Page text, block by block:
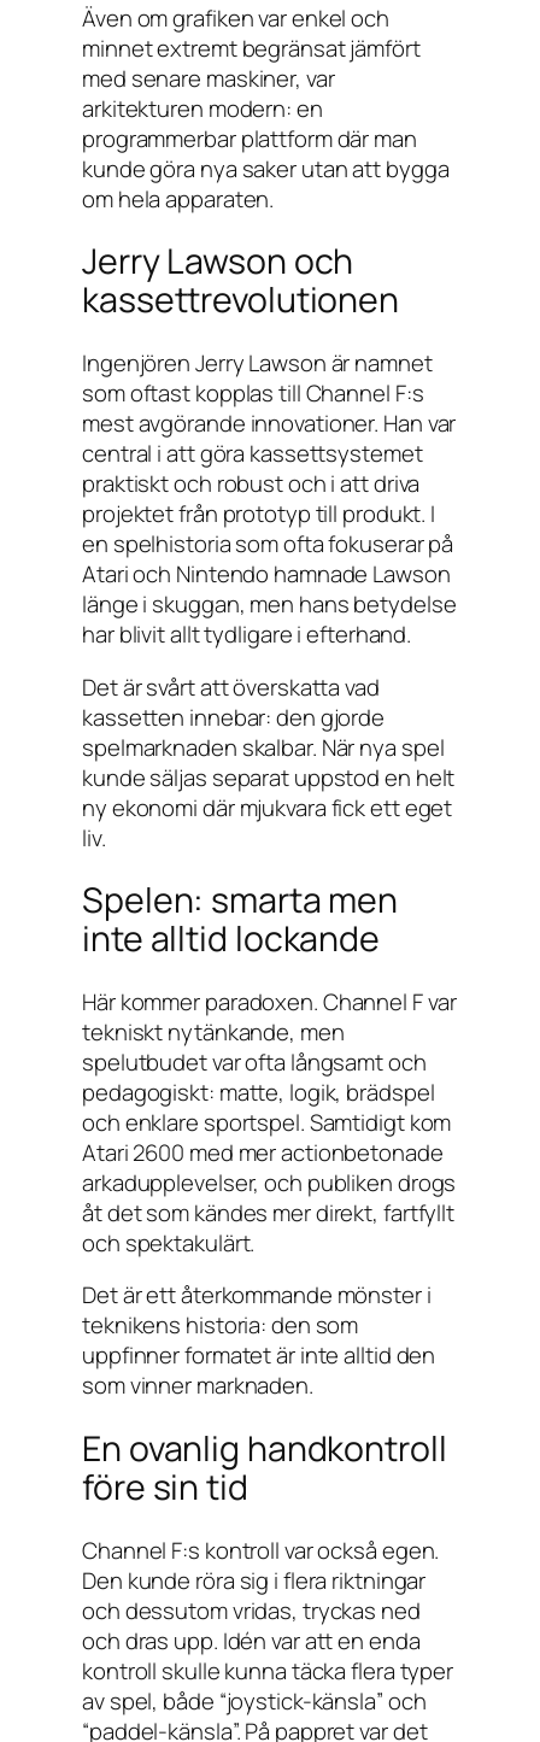
Även om grafiken var enkel och
minnet extremt begränsat jämfört
med senare maskiner, var
arkitekturen modern: en
programmerbar plattform där man
kunde göra nya saker utan att bygga
om hela apparaten.
Jerry Lawson och
kassettrevolutionen
Ingenjören Jerry Lawson är namnet
som oftast kopplas till Channel F:s
mest avgörande innovationer. Han var
central i att göra kassettsystemet
praktiskt och robust och i att driva
projektet från prototyp till produkt. I
en spelhistoria som ofta fokuserar på
Atari och Nintendo hamnade Lawson
länge i skuggan, men hans betydelse
har blivit allt tydligare i efterhand.
Det är svårt att överskatta vad
kassetten innebar: den gjorde
spelmarknaden skalbar. När nya spel
kunde säljas separat uppstod en helt
ny ekonomi där mjukvara fick ett eget
liv.
Spelen: smarta men
inte alltid lockande
Här kommer paradoxen. Channel F var
tekniskt nytänkande, men
spelutbudet var ofta långsamt och
pedagogiskt: matte, logik, brädspel
och enklare sportspel. Samtidigt kom
Atari 2600 med mer actionbetonade
arkadupplevelser, och publiken drogs
åt det som kändes mer direkt, fartfyllt
och spektakulärt.
Det är ett återkommande mönster i
teknikens historia: den som
uppfinner formatet är inte alltid den
som vinner marknaden.
En ovanlig handkontroll
före sin tid
Channel F:s kontroll var också egen.
Den kunde röra sig i flera riktningar
och dessutom vridas, tryckas ned
och dras upp. Idén var att en enda
kontroll skulle kunna täcka flera typer
av spel, både “joystick-känsla” och
“paddel-känsla”. På pappret var det